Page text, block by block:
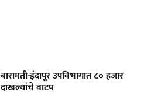
बारामती-इंदापूर उपविभागात ८० हजार
दाखल्यांचे वाटप